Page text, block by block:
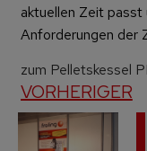
aktuellen Zeit passt
Anforderungen der
zum Pelletskessel
VORHERIGER